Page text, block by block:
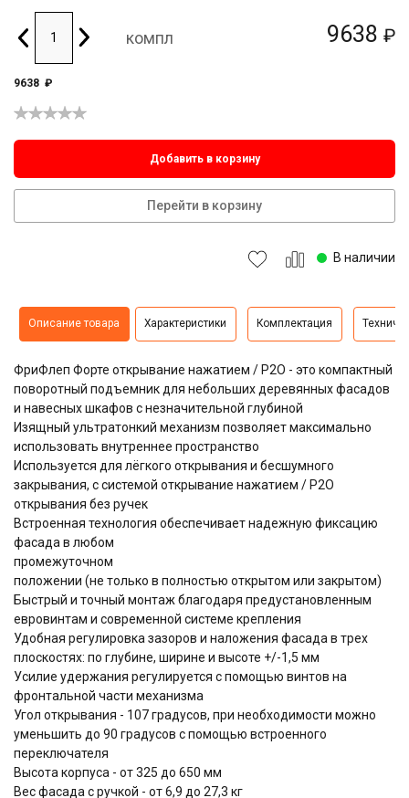
9638 ₽
компл
9638 ₽
Добавить в корзину
Перейти в корзину
В наличии
Описание товара Характеристики Комплектация
ФриФлеп Форте открывание нажатием / P2O - это компактный
поворотный подъемник для небольших деревянных фасадов
и навесных шкафов с незначительной глубиной
Изящный ультратонкий механизм позволяет максимально
использовать внутреннее пространство
Используется для лёгкого открывания и бесшумного
закрывания, с системой открывание нажатием / P2O
открывания без ручек
Встроенная технология обеспечивает надежную фиксацию
фасада в любом
промежуточном
положении (не только в полностью открытом или закрытом)
Быстрый и точный монтаж благодаря предустановленным
евровинтам и современной системе крепления
Удобная регулировка зазоров и наложения фасада в трех
плоскостях: по глубине, ширине и высоте +/-1,5 мм
Усилие удержания регулируется с помощью винтов на
фронтальной части механизма
Угол открывания - 107 градусов, при необходимости можно
уменьшить до 90 градусов с помощью встроенного
переключателя
Высота корпуса - от 325 до 650 мм
Вес фасада с ручкой - от 6,9 до 27,3 кг